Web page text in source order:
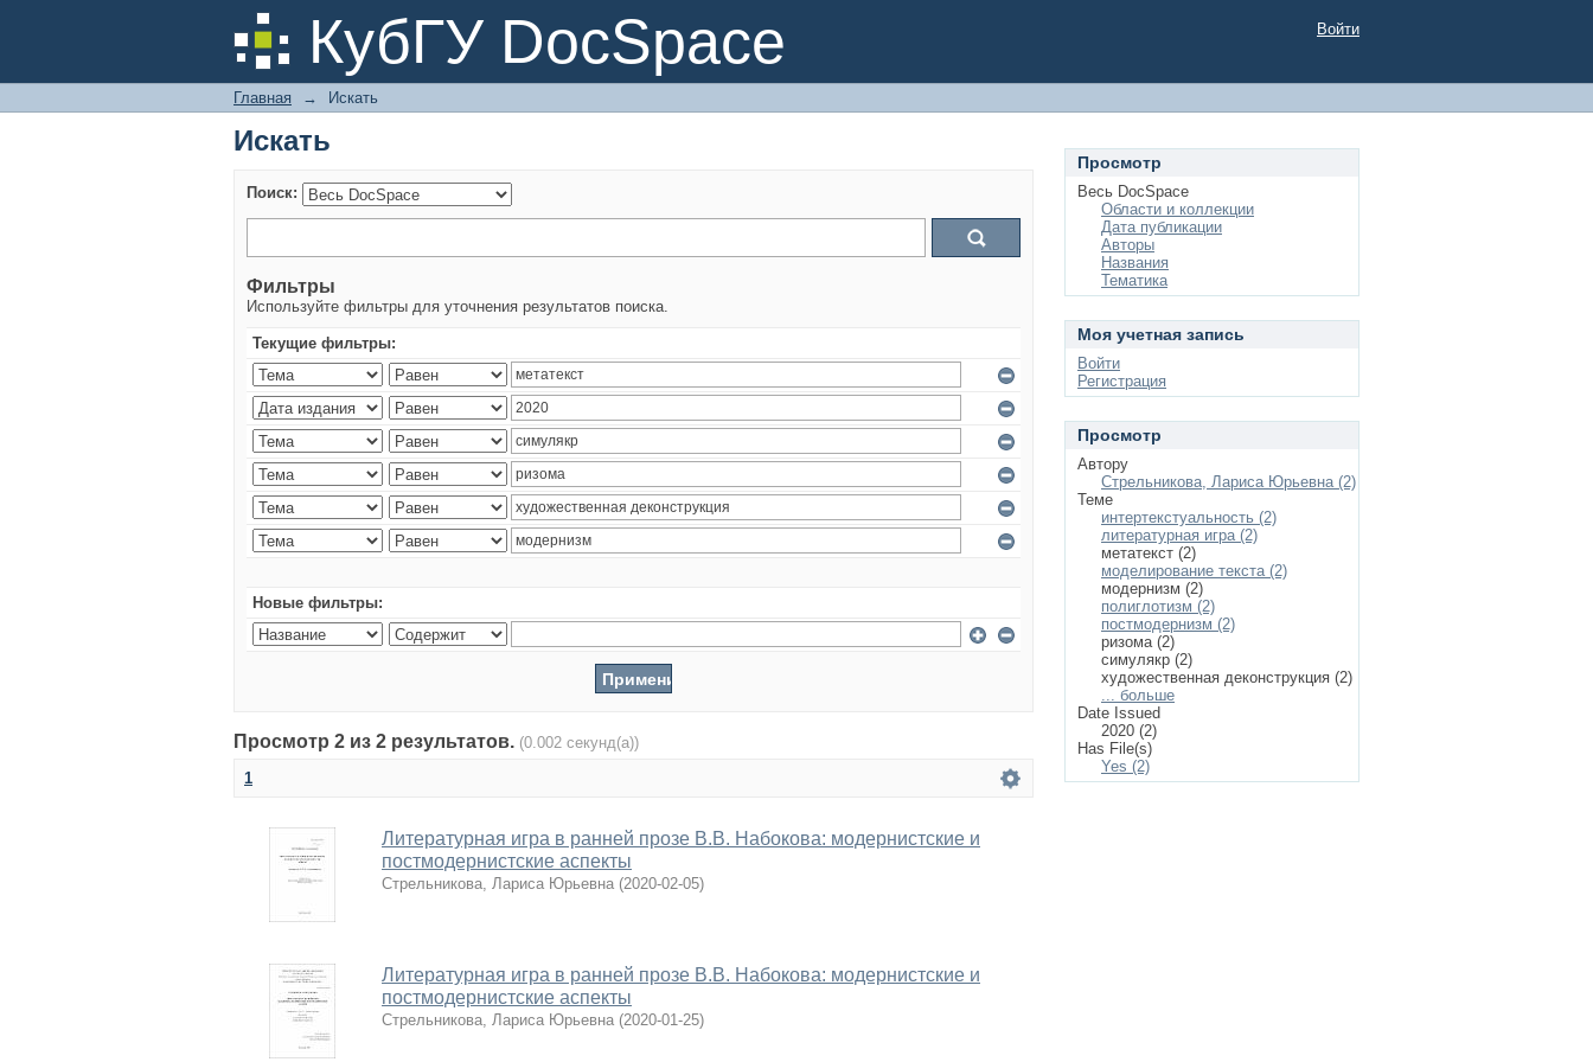
КубГУ DocSpace
Искать Войти
Главная → Искать
Искать
Поиск:
Фильтры
Используйте фильтры для уточнения результатов поиска.
Текущие фильтры:
Новые фильтры:
Просмотр 2 из 2 результатов. (0.002 секунд(а))
1
Литературная игра в ранней прозе В.В. Набокова: модернистские и
постмодернистские аспекты
Стрельникова, Лариса Юрьевна (2020-02-05)
Литературная игра в ранней прозе В.В. Набокова: модернистские и
постмодернистские аспекты
Стрельникова, Лариса Юрьевна (2020-01-25)
Просмотр
Весь DocSpace
Области и коллекции
Дата публикации
Авторы
Названия
Тематика
Моя учетная запись
Войти
Регистрация
Просмотр
Автору
Стрельникова, Лариса Юрьевна (2)
Теме
интертекстуальность (2)
литературная игра (2)
метатекст (2)
моделирование текста (2)
модернизм (2)
полиглотизм (2)
постмодернизм (2)
ризома (2)
симулякр (2)
художественная деконструкция (2)
... больше
Date Issued
2020 (2)
Has File(s)
Yes (2)